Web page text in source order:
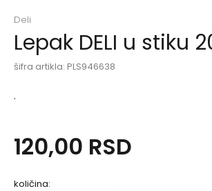
Deli
Lepak DELI u stiku
šifra artikla: PLS946638
.
120,00 RSD
količina: